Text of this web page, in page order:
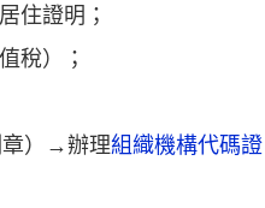
住證明；
稅）；
章）→辦理組織機構代碼證